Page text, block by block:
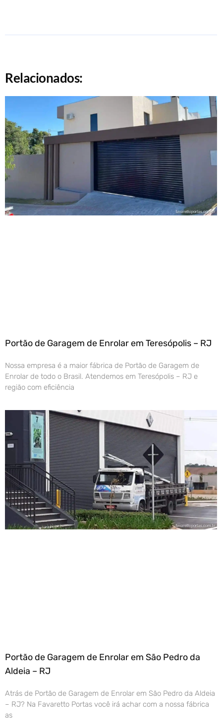
Relacionados:
Portão de Garagem de Enrolar em Teresópolis – RJ
Nossa empresa é a maior fábrica de Portão de Garagem de
Enrolar de todo o Brasil. Atendemos em Teresópolis – RJ e
região com eficiência
Portão de Garagem de Enrolar em São Pedro da
Aldeia – RJ
Atrás de Portão de Garagem de Enrolar em São Pedro da Aldeia
– RJ? Na Favaretto Portas você irá achar com a nossa fábrica
as